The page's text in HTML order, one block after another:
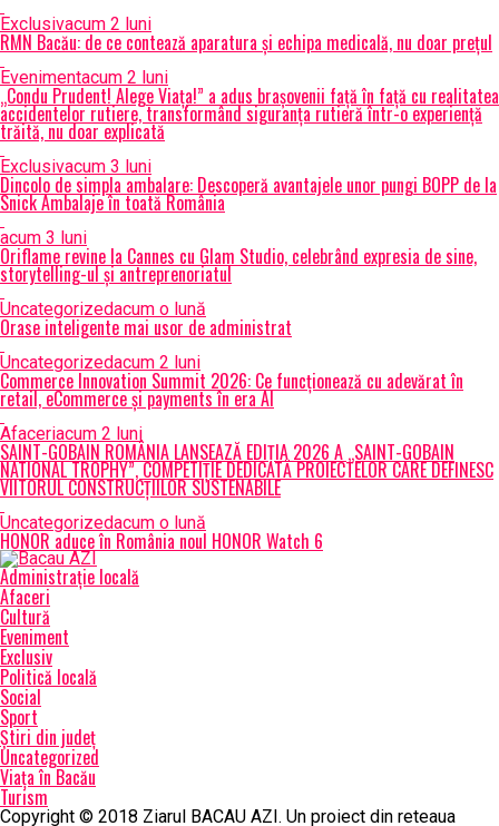
Exclusivacum 2 luni
RMN Bacău: de ce contează aparatura și echipa medicală, nu doar prețul
Evenimentacum 2 luni
„Condu Prudent! Alege Viața!” a adus brașovenii față în față cu realitatea
accidentelor rutiere, transformând siguranța rutieră într-o experiență
trăită, nu doar explicată
Exclusivacum 3 luni
Dincolo de simpla ambalare: Descoperă avantajele unor pungi BOPP de la
Snick Ambalaje în toată România
acum 3 luni
Oriflame revine la Cannes cu Glam Studio, celebrând expresia de sine,
storytelling-ul și antreprenoriatul
Uncategorizedacum o lună
Orase inteligente mai usor de administrat
Uncategorizedacum 2 luni
Commerce Innovation Summit 2026: Ce funcționează cu adevărat în
retail, eCommerce și payments în era AI
Afaceriacum 2 luni
SAINT-GOBAIN ROMÂNIA LANSEAZĂ EDIȚIA 2026 A „SAINT-GOBAIN
NATIONAL TROPHY”, COMPETIȚIE DEDICATĂ PROIECTELOR CARE DEFINESC
VIITORUL CONSTRUCȚIILOR SUSTENABILE
Uncategorizedacum o lună
HONOR aduce în România noul HONOR Watch 6
Administrație locală
Afaceri
Cultură
Eveniment
Exclusiv
Politică locală
Social
Sport
Știri din județ
Uncategorized
Viața în Bacău
Turism
Copyright © 2018 Ziarul BACAU AZI. Un proiect din reteaua